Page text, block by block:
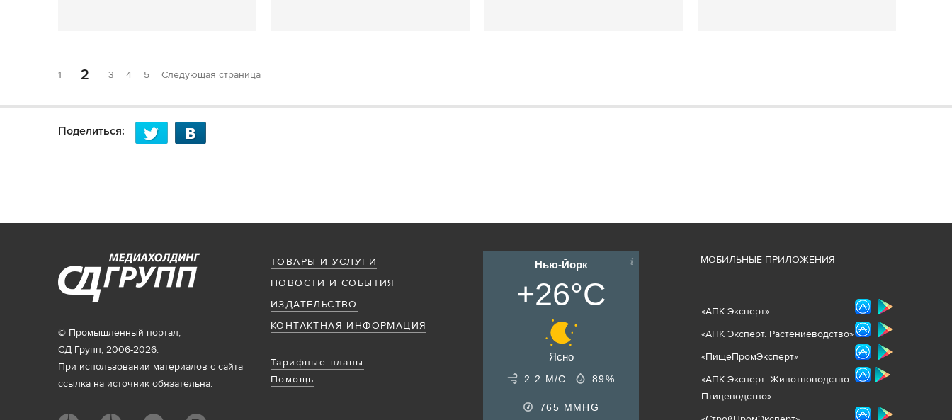
1 2 3 4 5 Следующая страница
Поделиться:
ТОВАРЫ И УСЛУГИ
НОВОСТИ И СОБЫТИЯ
ИЗДАТЕЛЬСТВО
КОНТАКТНАЯ ИНФОРМАЦИЯ
Тарифные планы
Помощь
© Промышленный портал,
СД Групп, 2006-2026.
При использовании материалов с сайта
ссылка на источник обязательна.
Нью-Йорк
+26°C
Ясно
2.2 М/С 89%
765 MMHG
МОБИЛЬНЫЕ ПРИЛОЖЕНИЯ
«АПК Эксперт»
«АПК Эксперт. Растениеводство»
«ПищеПромЭксперт»
«АПК Эксперт: Животноводство.
Птицеводство»